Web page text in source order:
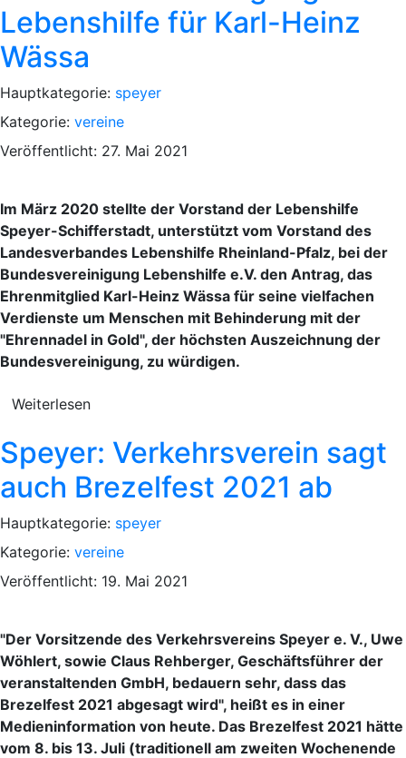
Lebenshilfe für Karl-Heinz
Wässa
Hauptkategorie: speyer
Kategorie: vereine
Veröffentlicht: 27. Mai 2021
Im März 2020 stellte der Vorstand der Lebenshilfe
Speyer-Schifferstadt, unterstützt vom Vorstand des
Landesverbandes Lebenshilfe Rheinland-Pfalz, bei der
Bundesvereinigung Lebenshilfe e.V. den Antrag, das
Ehrenmitglied Karl-Heinz Wässa für seine vielfachen
Verdienste um Menschen mit Behinderung mit der
"Ehrennadel in Gold", der höchsten Auszeichnung der
Bundesvereinigung, zu würdigen.
Weiterlesen
Speyer: Verkehrsverein sagt
auch Brezelfest 2021 ab
Hauptkategorie: speyer
Kategorie: vereine
Veröffentlicht: 19. Mai 2021
"Der Vorsitzende des Verkehrsvereins Speyer e. V., Uwe
Wöhlert, sowie Claus Rehberger, Geschäftsführer der
veranstaltenden GmbH, bedauern sehr, dass das
Brezelfest 2021 abgesagt wird", heißt es in einer
Medieninformation von heute. Das Brezelfest 2021 hätte
vom 8. bis 13. Juli (traditionell am zweiten Wochenende